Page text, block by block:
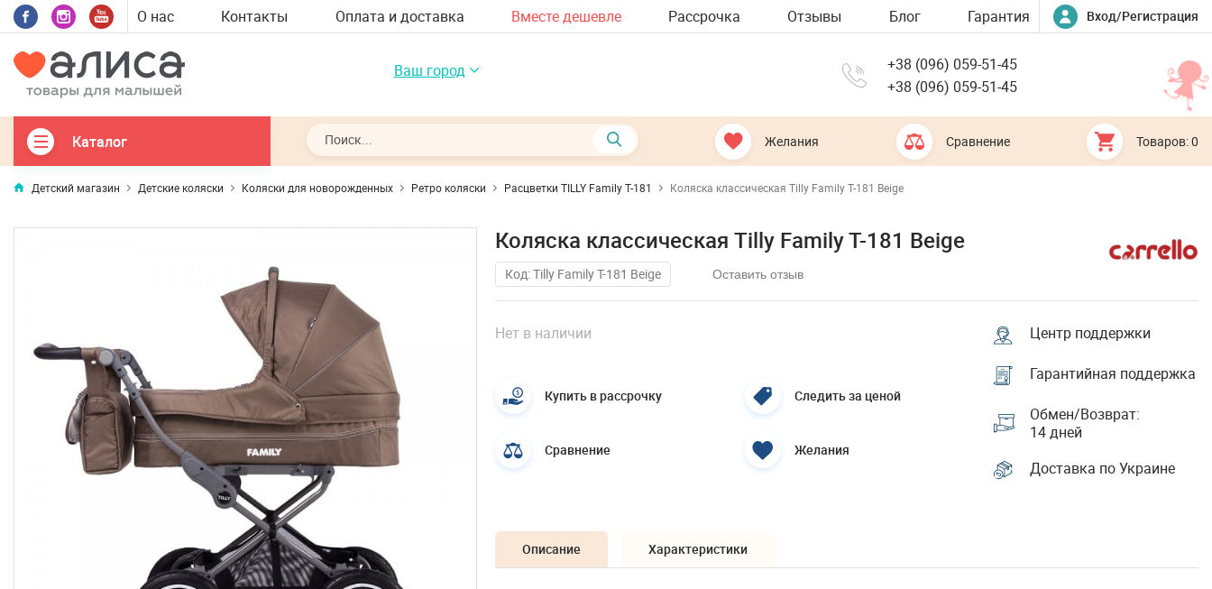
О нас Контакты Оплата и доставка Вместе дешевле Рассрочка Отзывы Блог Гарантия Вход/Регистрация
Ваш город
+38 (096) 059-51-45
+38 (096) 059-51-45
Каталог Желания Сравнение Товаров: 0
Детский магазин Детские коляски Коляски для новорожденных Ретро коляски Расцветки TILLY Family T-181 Коляска классическая Tilly Family T-181 Beige
Коляска классическая Tilly Family T-181 Beige
Код: Tilly Family T-181 Beige Оставить отзыв
Нет в наличии
Купить в рассрочку Следить за ценой
Сравнение Желания
Центр поддержки
Гарантийная поддержка
Обмен/Возврат:
14 дней
Доставка по Украине
Описание Характеристики